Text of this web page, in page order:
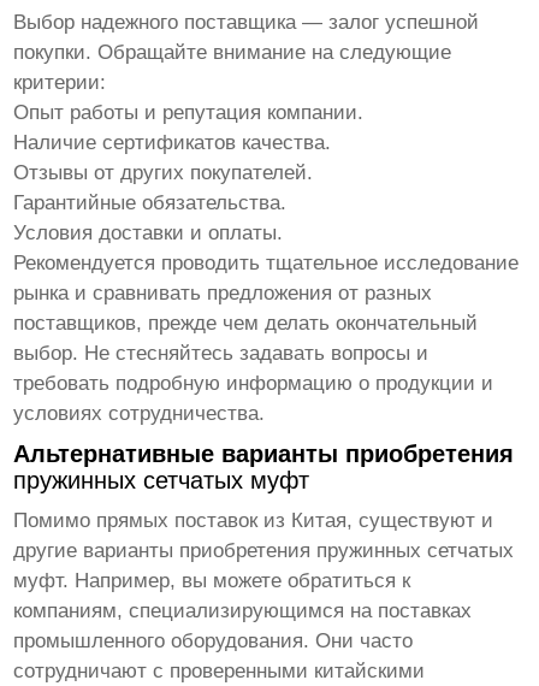
Выбор надежного поставщика — залог успешной
покупки. Обращайте внимание на следующие
критерии:
Опыт работы и репутация компании.
Наличие сертификатов качества.
Отзывы от других покупателей.
Гарантийные обязательства.
Условия доставки и оплаты.
Рекомендуется проводить тщательное исследование
рынка и сравнивать предложения от разных
поставщиков, прежде чем делать окончательный
выбор. Не стесняйтесь задавать вопросы и
требовать подробную информацию о продукции и
условиях сотрудничества.
Альтернативные варианты приобретения
пружинных сетчатых муфт
Помимо прямых поставок из Китая, существуют и
другие варианты приобретения пружинных сетчатых
муфт. Например, вы можете обратиться к
компаниям, специализирующимся на поставках
промышленного оборудования. Они часто
сотрудничают с проверенными китайскими